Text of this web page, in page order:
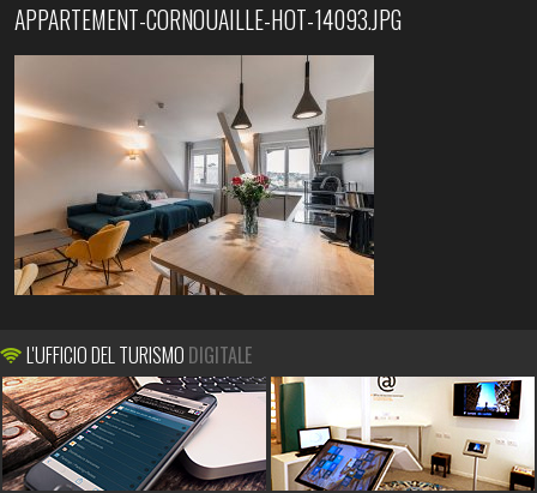
APPARTEMENT-CORNOUAILLE-HOT-14093.JPG
L'UFFICIO DEL TURISMO DIGITALE